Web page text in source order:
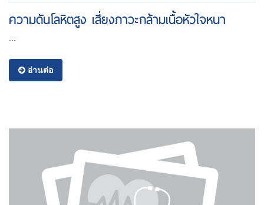
ความดันโลหิตสูง เสี่ยงภาวะกล้ามเนื้อหัวใจหนา
...
อ่านต่อ